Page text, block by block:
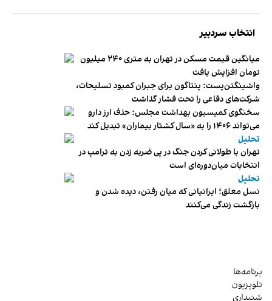
انتخاب سردبیر
میانگین قیمت مسکن در تهران به متری ۲۴۰ میلیون
تومان افزایش یافت
واشینگتن‌پست: پنتاگون برای جبران کمبود تسلیحات،
شرکت‌های دفاعی را تحت فشار گذاشت
سخنگوی کمیسیون بهداشت مجلس: حذف ارز دارو
می‌تواند ۱۴۰۶ را به «سال کشتار بیماران» تبدیل کند
تحلیل
تهران با طولانی کردن جنگ در پی ضربه زدن به ترامپ در
انتخابات میان‌دوره‌ای است
تحلیل
نسل معلق؛ ایرانیانی که میان رفتن، دیده شدن و
بازگشت زندگی می‌کنند
برنامه‌ها
تلویزیون
شنیداری